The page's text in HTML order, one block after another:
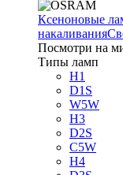
Ксеноновые
накаливания
Посмотри на
Типы ламп
H1
D1S
W5W
H3
D2S
C5W
H4